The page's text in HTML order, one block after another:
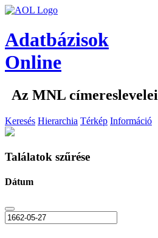
Adatbázisok
Online
Az MNL címereslevelei
Keresés Hierarchia Térkép Információ
Találatok szűrése
Dátum